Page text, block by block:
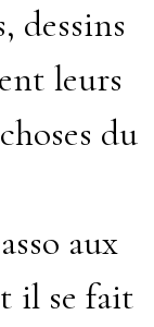
dessins
leurs
du
aux
il se fait